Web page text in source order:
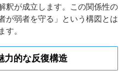
釈が成立します。この関係性の
が弱者を守る」という構図とは
す。
力的な反復構造